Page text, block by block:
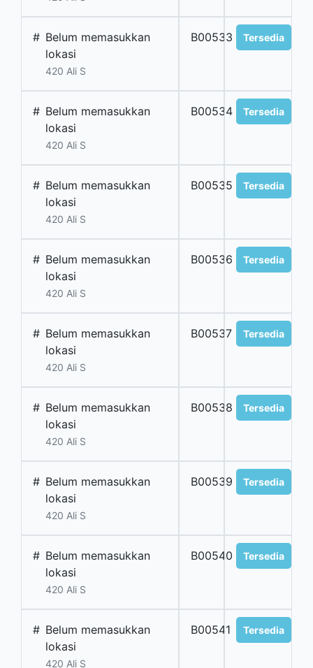
# Belum memasukkan
lokasi
420 Ali S
B00533 Tersedia
# Belum memasukkan
lokasi
420 Ali S
B00534 Tersedia
# Belum memasukkan
lokasi
420 Ali S
B00535 Tersedia
# Belum memasukkan
lokasi
420 Ali S
B00536 Tersedia
# Belum memasukkan
lokasi
420 Ali S
B00537 Tersedia
# Belum memasukkan
lokasi
420 Ali S
B00538 Tersedia
# Belum memasukkan
lokasi
420 Ali S
B00539 Tersedia
# Belum memasukkan
lokasi
420 Ali S
B00540 Tersedia
# Belum memasukkan
lokasi
420 Ali S
B00541 Tersedia